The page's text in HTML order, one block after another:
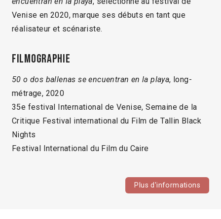
Venise en 2020, marque ses débuts en tant que
réalisateur et scénariste.
Filmographie
50 o dos ballenas se encuentran en la playa, long-
métrage, 2020
35e festival International de Venise, Semaine de la
Critique Festival international du Film de Tallin Black
Nights
Festival International du Film du Caire
Plus d'informations